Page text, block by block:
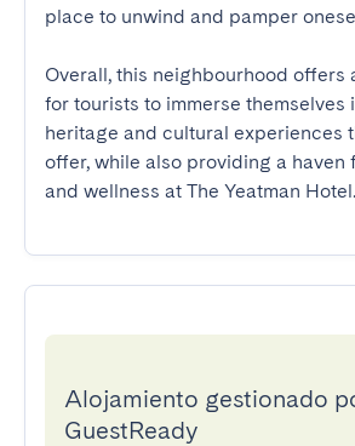
place to unwind and pamper
Overall, this neighbourhood offers
for tourists to immerse themselves
heritage and cultural experiences
offer, while also providing a haven
and wellness at The Yeatman Hotel.
Alojamiento gestionado
GuestReady